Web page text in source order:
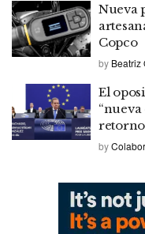
Nueva
Copco
by Beatriz
El
“nueva
retorno
by